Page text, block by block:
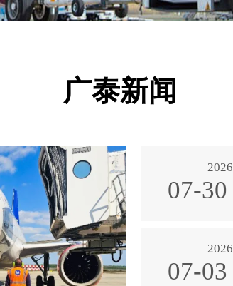
广泰新闻
2026
07-30
2026
07-03